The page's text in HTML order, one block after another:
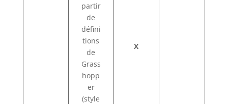
partir
de
défini
tions
de
Grass
hopp
er
(style
X